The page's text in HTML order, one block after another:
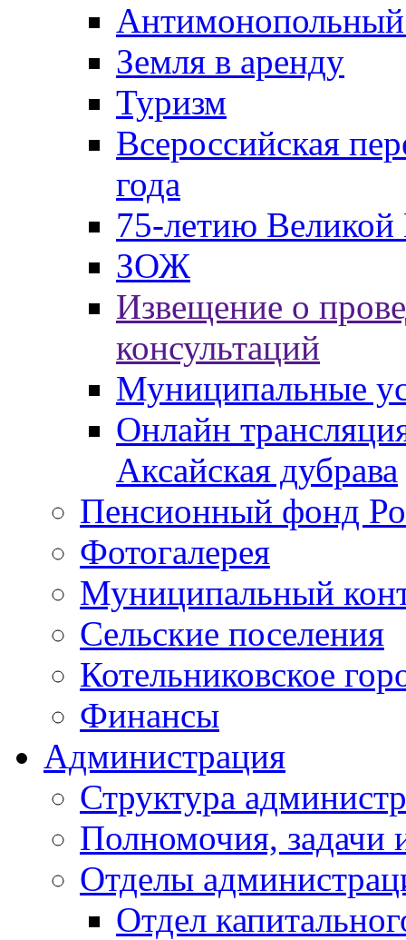
Антимонопольный
Земля в аренду
Туризм
Всероссийская
года
75-летию
ЗОЖ
Извещение о
консультаций
Муниципальные
Онлайн
Аксайская дубрава
Пенсионный фонд
Фотогалерея
Муниципальный
Сельские поселения
Котельниковское
Финансы
Администрация
Структура
Полномочия, задачи
Отделы
Отдел